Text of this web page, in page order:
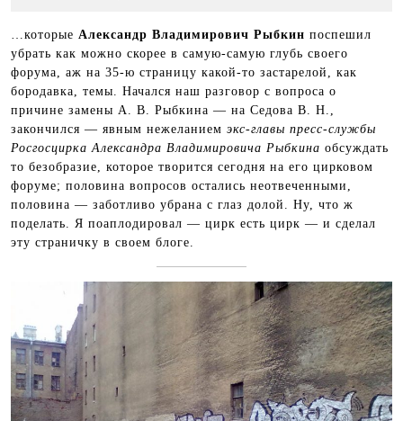
…которые Александр Владимирович Рыбкин поспешил
убрать как можно скорее в самую-самую глубь своего
форума, аж на 35-ю страницу какой-то застарелой, как
бородавка, темы. Начался наш разговор с вопроса о
причине замены А. В. Рыбкина — на Седова В. Н.,
закончился — явным нежеланием экс-главы пресс-службы
Росгосцирка Александра Владимировича Рыбкина обсуждать
то безобразие, которое творится сегодня на его цирковом
форуме; половина вопросов остались неотвеченными,
половина — заботливо убрана с глаз долой. Ну, что ж
поделать. Я поаплодировал — цирк есть цирк — и сделал
эту страничку в своем блоге.